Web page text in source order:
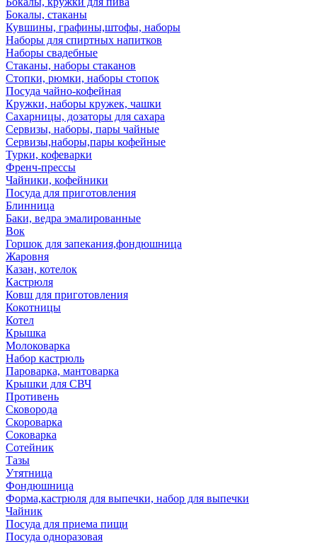
Бокалы, стаканы
Кувшины, графины,штофы, наборы
Наборы для спиртных напитков
Наборы свадебные
Стаканы, наборы стаканов
Стопки, рюмки, наборы стопок
Посуда чайно-кофейная
Кружки, наборы кружек, чашки
Сахарницы, дозаторы для сахара
Сервизы, наборы, пары чайные
Сервизы,наборы,пары кофейные
Турки, кофеварки
Френч-прессы
Чайники, кофейники
Посуда для приготовления
Блинница
Баки, ведра эмалированные
Вок
Горшок для запекания,фондюшница
Жаровня
Казан, котелок
Кастрюля
Ковш для приготовления
Кокотницы
Котел
Крышка
Молоковарка
Набор кастрюль
Пароварка, мантоварка
Крышки для СВЧ
Противень
Сковорода
Скороварка
Соковарка
Сотейник
Тазы
Утятница
Фондюшница
Форма,кастрюля для выпечки, набор для выпечки
Чайник
Посуда для приема пищи
Посуда одноразовая